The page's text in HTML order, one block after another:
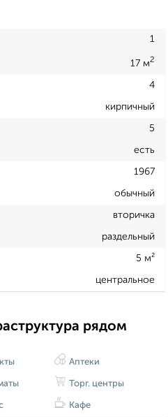
1
17 м2
4
кирпичный
5
есть
1967
обычный
вторичка
раздельный
5 м²
центральное
рядом
Аптеки
Торг. центры
Кафе